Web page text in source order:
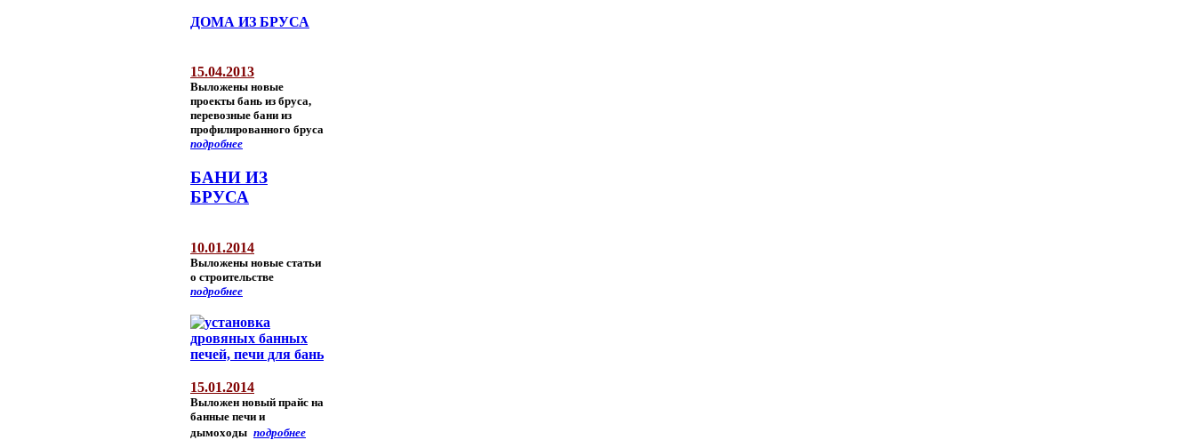
ДОМА ИЗ БРУСА
15.04.2013
Выложены новые
проекты бань из бруса,
перевозные бани из
профилированного бруса
подробнее
БАНИ ИЗ
БРУСА
10.01.2014
Выложены новые статьи
о строительстве
подробнее
15.01.2014
Выложен новый прайс на
банные печи и
дымоходы подробнее